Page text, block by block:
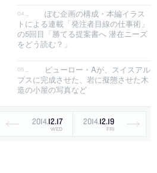
ぽむ企画の構成・本編イラス
トによる連載「発注者目線の仕事術」
の5回目「勝てる提案書へ 潜在ニーズ
をどう読む？」
ビューロー・Aが、スイスアル
プスに完成させた、岩に擬態させた木
造の小屋の写真など
2014.12.17
WED
2014.12.19
FRI